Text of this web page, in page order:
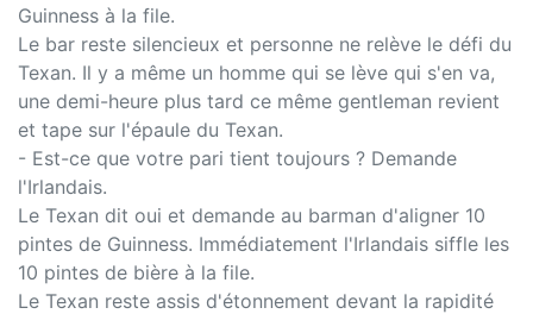
Guinness à la file.
Le bar reste silencieux et personne ne relève le défi du
Texan. Il y a même un homme qui se lève qui s'en va,
une demi-heure plus tard ce même gentleman revient
et tape sur l'épaule du Texan.
- Est-ce que votre pari tient toujours ? Demande
l'Irlandais.
Le Texan dit oui et demande au barman d'aligner 10
pintes de Guinness. Immédiatement l'Irlandais siffle les
10 pintes de bière à la file.
Le Texan reste assis d'étonnement devant la rapidité